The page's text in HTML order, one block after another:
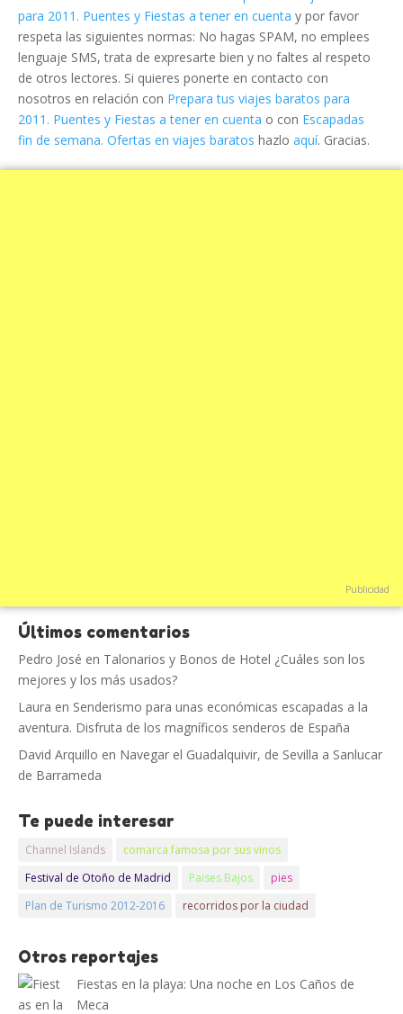
para 2011. Puentes y Fiestas a tener en cuenta y por favor
respeta las siguientes normas: No hagas SPAM, no emplees
lenguaje SMS, trata de expresarte bien y no faltes al respeto
de otros lectores. Si quieres ponerte en contacto con
nosotros en relación con Prepara tus viajes baratos para
2011. Puentes y Fiestas a tener en cuenta o con Escapadas
fin de semana. Ofertas en viajes baratos hazlo aquí. Gracias.
Publicidad
Últimos comentarios
Pedro José en Talonarios y Bonos de Hotel ¿Cuáles son los
mejores y los más usados?
Laura en Senderismo para unas económicas escapadas a la
aventura. Disfruta de los magníficos senderos de España
David Arquillo en Navegar el Guadalquivir, de Sevilla a Sanlucar
de Barrameda
Te puede interesar
Channel Islands
comarca famosa por sus vinos
Festival de Otoño de Madrid
Paises Bajos
pies
Plan de Turismo 2012-2016
recorridos por la ciudad
Otros reportajes
Fiestas en la playa: Una noche en Los Caños de
Meca